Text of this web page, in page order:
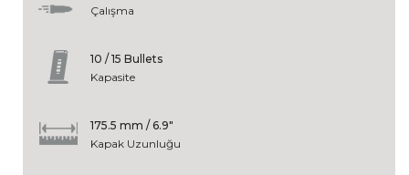
Çalışma
10 / 15 Bullets
Kapasite
175.5 mm / 6.9"
Kapak Uzunluğu